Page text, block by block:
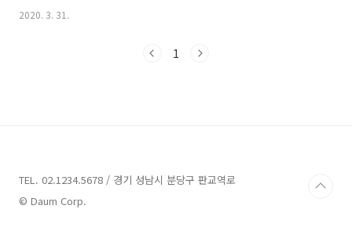
은 새로운 기능을 제공합니다(아래에 자세히 설명). 또한 iOS 13의 첫 번
기능들, 즉 새로운 유형의 음성 검색부터 매우 필요한 볼륨 제어 및
2020. 3. 31.
1
TEL. 02.1234.5678 / 경기 성남시 분당구 판교역로
© Daum Corp.